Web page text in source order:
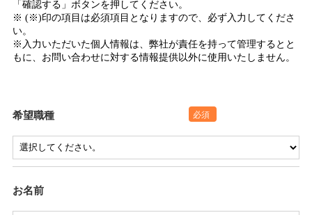
「確認する」ボタンを押してください。
※ (※)印の項目は必須項目となりますので、必ず入力してくださ
い。
※入力いただいた個人情報は、弊社が責任を持って管理するとと
もに、お問い合わせに対する情報提供以外に使用いたしません。
希望職種 必須
お名前